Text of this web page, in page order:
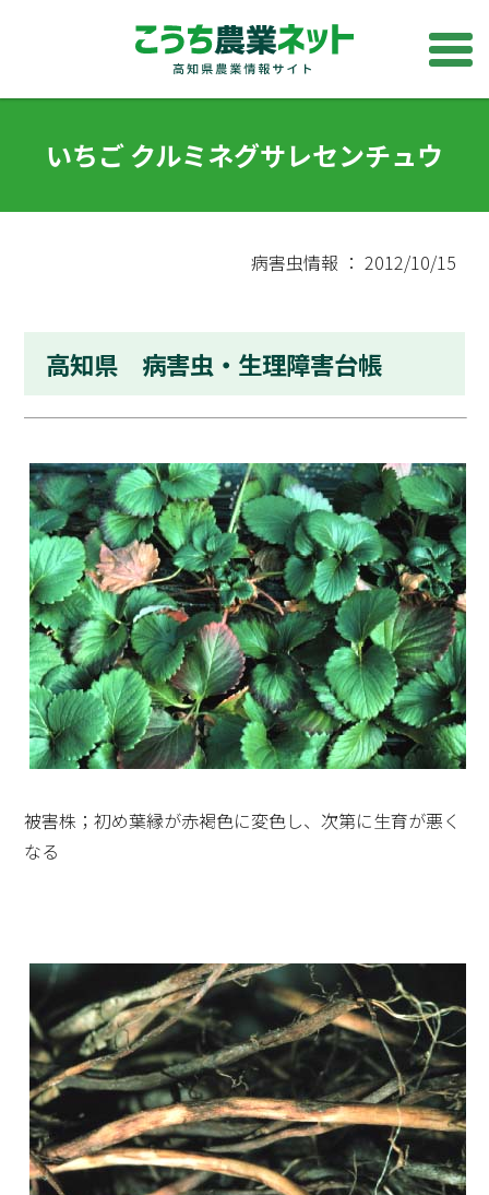
いちご クルミネグサレセンチュウ
病害虫情報 ： 2012/10/15
高知県 病害虫・生理障害台帳
被害株；初め葉縁が赤褐色に変色し、次第に生育が悪く
なる